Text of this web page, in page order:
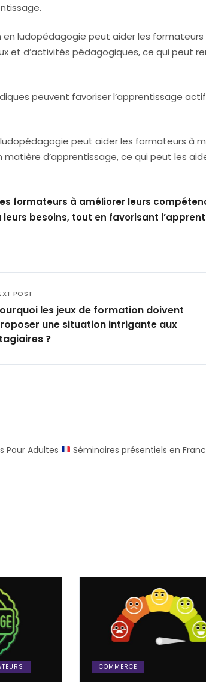
en ludopédagogie peut aider les formateurs
et d’activités pédagogiques, ce qui peut
peuvent favoriser l’apprentissage
peut aider les formateurs à
d’apprentissage, ce qui peut les
formateurs à améliorer leurs
besoins, tout en favorisant
POST
les jeux de formation doivent
une situation intrigante aux
?
Pour Adultes
Séminaires présentiels en
COMMERCE